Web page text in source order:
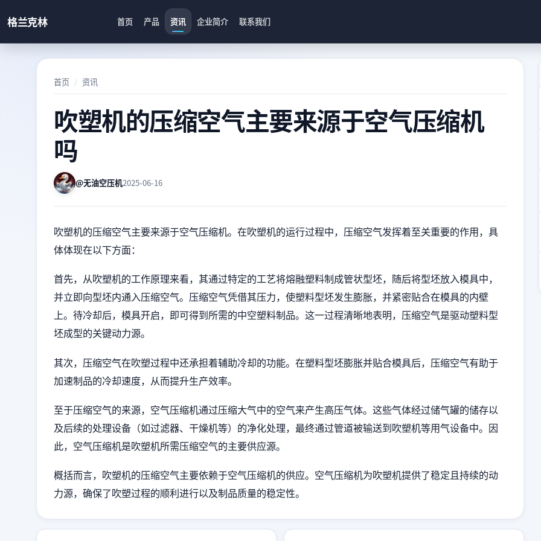
格兰克林 首页 产品 资讯 企业简介 联系我们
首页 资讯
吹塑机的压缩空气主要来源于空气压缩机
吗
@无油空压机2025-06-16
吹塑机的压缩空气主要来源于空气压缩机。在吹塑机的运行过程中，压缩空气发挥着至关重要的作用，具
体体现在以下方面：
首先，从吹塑机的工作原理来看，其通过特定的工艺将熔融塑料制成管状型坯，随后将型坯放入模具中，
并立即向型坯内通入压缩空气。压缩空气凭借其压力，使塑料型坯发生膨胀，并紧密贴合在模具的内壁
上。待冷却后，模具开启，即可得到所需的中空塑料制品。这一过程清晰地表明，压缩空气是驱动塑料型
坯成型的关键动力源。
其次，压缩空气在吹塑过程中还承担着辅助冷却的功能。在塑料型坯膨胀并贴合模具后，压缩空气有助于
加速制品的冷却速度，从而提升生产效率。
至于压缩空气的来源，空气压缩机通过压缩大气中的空气来产生高压气体。这些气体经过储气罐的储存以
及后续的处理设备（如过滤器、干燥机等）的净化处理，最终通过管道被输送到吹塑机等用气设备中。因
此，空气压缩机是吹塑机所需压缩空气的主要供应源。
概括而言，吹塑机的压缩空气主要依赖于空气压缩机的供应。空气压缩机为吹塑机提供了稳定且持续的动
力源，确保了吹塑过程的顺利进行以及制品质量的稳定性。